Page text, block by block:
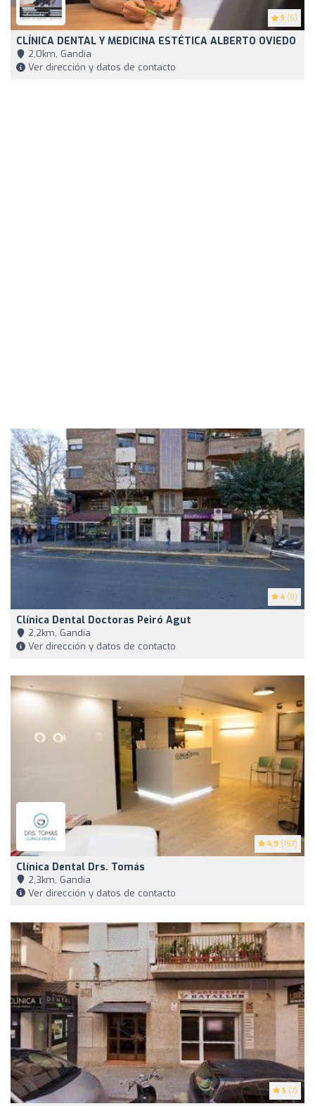
5 (6)
CLÍNICA DENTAL Y MEDICINA ESTÉTICA ALBERTO OVIEDO
2,0km, Gandía
Ver dirección y datos de contacto
4 (8)
Clínica Dental Doctoras Peiró Agut
2,2km, Gandía
Ver dirección y datos de contacto
4.9 (157)
Clínica Dental Drs. Tomás
2,3km, Gandía
Ver dirección y datos de contacto
5 (7)